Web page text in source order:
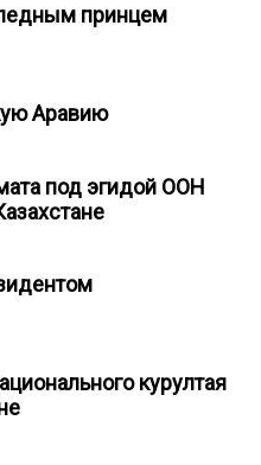
принцем
Аравию
под эгидой ООН
курултая